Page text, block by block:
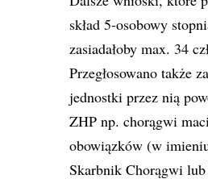
skład 5-osobowy
zasiadałoby max. 34
Przegłosowano także
jednostki przez nią
ZHP np. chorągwi
obowiązków (w
Skarbnik Chorągwi